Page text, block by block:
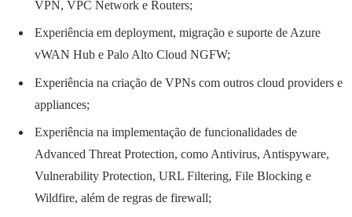
VPN, VPC Network e Routers;
Experiência em deployment, migração e suporte de Azure
vWAN Hub e Palo Alto Cloud NGFW;
Experiência na criação de VPNs com outros cloud providers e
appliances;
Experiência na implementação de funcionalidades de
Advanced Threat Protection, como Antivirus, Antispyware,
Vulnerability Protection, URL Filtering, File Blocking e
Wildfire, além de regras de firewall;